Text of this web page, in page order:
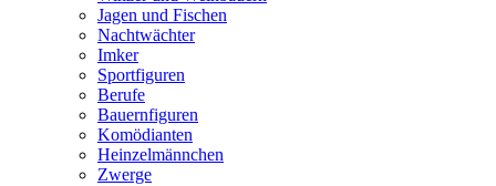
Jagen und Fischen
Nachtwächter
Imker
Sportfiguren
Berufe
Bauernfiguren
Komödianten
Heinzelmännchen
Zwerge